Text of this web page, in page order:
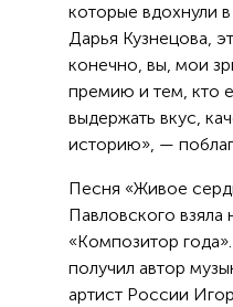
которые вдохнули
Дарья Кузнецова,
конечно, вы, мои
премию и тем, кто
выдержать вкус,
историю», —
Песня «Живое
Павловского взяла
«Композитор
получил автор
артист России